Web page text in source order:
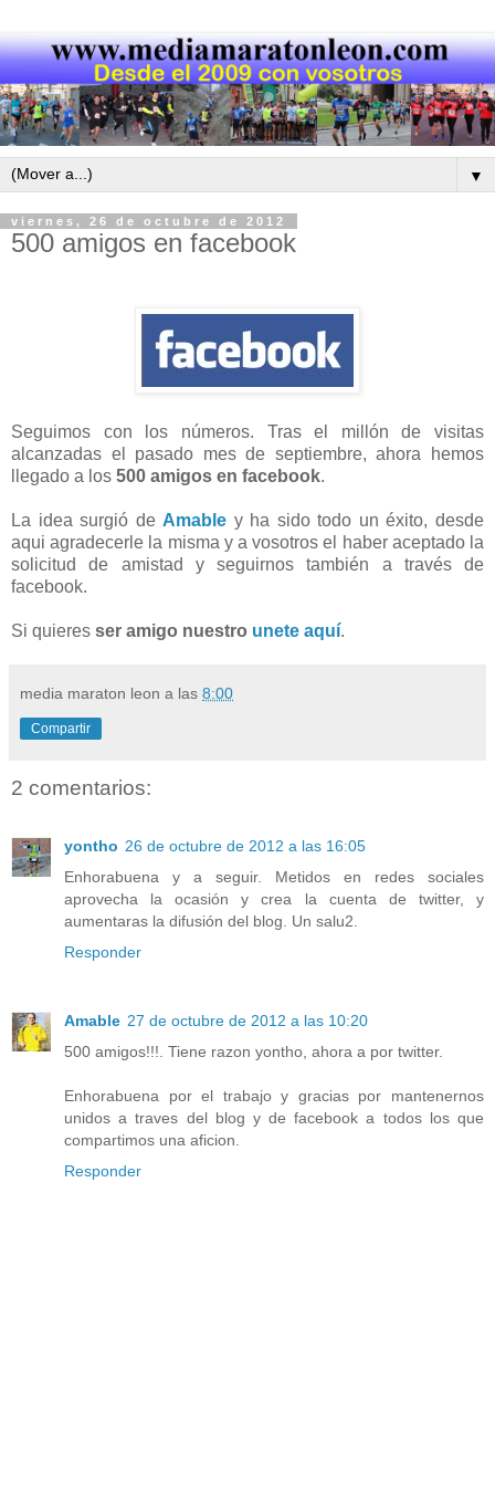
▼
viernes, 26 de octubre de 2012
500 amigos en facebook
Seguimos con los números. Tras el millón de visitas
alcanzadas el pasado mes de septiembre, ahora hemos
llegado a los 500 amigos en facebook.
La idea surgió de Amable y ha sido todo un éxito, desde
aqui agradecerle la misma y a vosotros el haber aceptado la
solicitud de amistad y seguirnos también a través de
facebook.
Si quieres ser amigo nuestro unete aquí.
media maraton leon a las 8:00
Compartir
2 comentarios:
yontho 26 de octubre de 2012 a las 16:05
Enhorabuena y a seguir. Metidos en redes sociales
aprovecha la ocasión y crea la cuenta de twitter, y
aumentaras la difusión del blog. Un salu2.
Responder
Amable 27 de octubre de 2012 a las 10:20
500 amigos!!!. Tiene razon yontho, ahora a por twitter.
Enhorabuena por el trabajo y gracias por mantenernos
unidos a traves del blog y de facebook a todos los que
compartimos una aficion.
Responder